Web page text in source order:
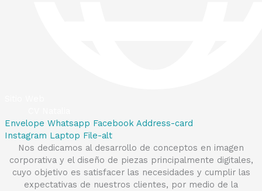
Envelope Whatsapp Facebook Address-card
Instagram Laptop File-alt
Nos dedicamos al desarrollo de conceptos en imagen
corporativa y el diseño de piezas principalmente digitales,
cuyo objetivo es satisfacer las necesidades y cumplir las
expectativas de nuestros clientes, por medio de la